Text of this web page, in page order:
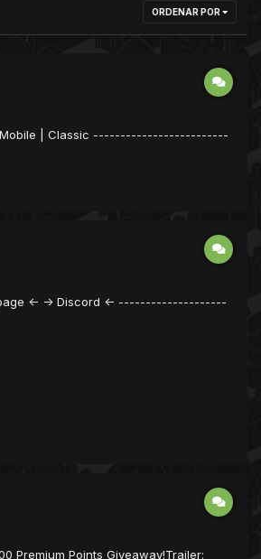
ORDENAR POR
| Classic -------------------------
<- -> Discord <- --------------------
Premium Points Giveaway!Trailer: